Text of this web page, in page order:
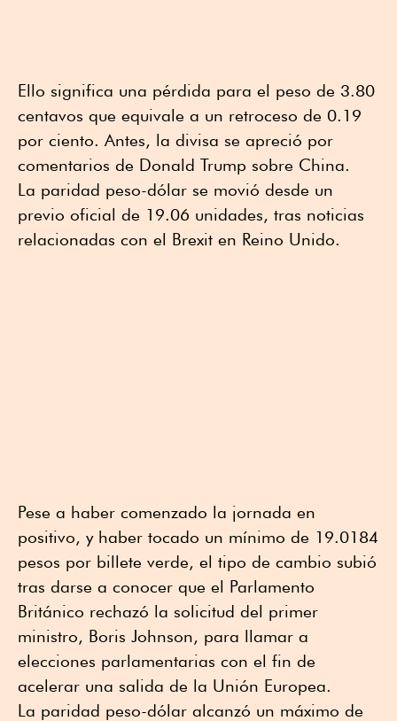
Ello significa una pérdida para el peso de 3.80
centavos que equivale a un retroceso de 0.19
por ciento. Antes, la divisa se apreció por
comentarios de Donald Trump sobre China.
La paridad peso-dólar se movió desde un
previo oficial de 19.06 unidades, tras noticias
relacionadas con el Brexit en Reino Unido.
Pese a haber comenzado la jornada en
positivo, y haber tocado un mínimo de 19.0184
pesos por billete verde, el tipo de cambio subió
tras darse a conocer que el Parlamento
Británico rechazó la solicitud del primer
ministro, Boris Johnson, para llamar a
elecciones parlamentarias con el fin de
acelerar una salida de la Unión Europea.
La paridad peso-dólar alcanzó un máximo de